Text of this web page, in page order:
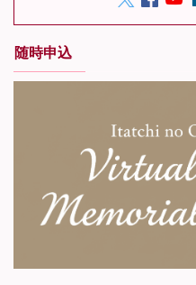
随時申込